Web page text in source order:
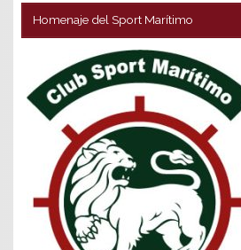
Homenaje del Sport Marítimo